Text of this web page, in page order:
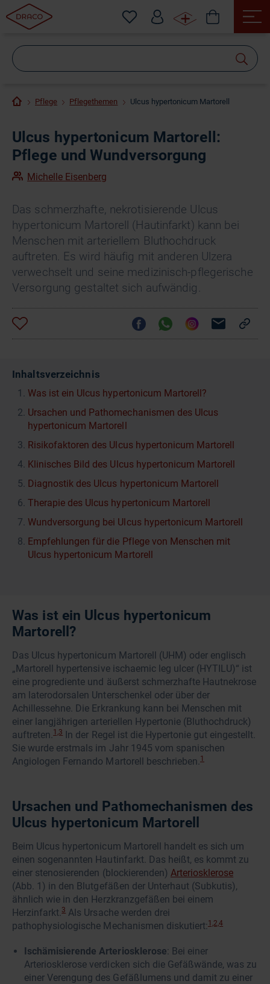
Pflege Pflegethemen Ulcus hypertonicum Martorell
Ulcus hypertonicum Martorell:
Pflege und Wundversorgung
Michelle Eisenberg
Das schmerzhafte, nekrotisierende Ulcus
hypertonicum Martorell (Hautinfarkt) kann bei
Menschen mit arteriellem Bluthochdruck
auftreten. Es wird häufig mit anderen Ulzera
verwechselt und seine medizinisch-pflegerische
Versorgung gestaltet sich aufwändig.
Inhaltsverzeichnis
Was ist ein Ulcus hypertonicum Martorell?
Ursachen und Pathomechanismen des Ulcus
hypertonicum Martorell
Risikofaktoren des Ulcus hypertonicum Martorell
Klinisches Bild des Ulcus hypertonicum Martorell
Diagnostik des Ulcus hypertonicum Martorell
Therapie des Ulcus hypertonicum Martorell
Wundversorgung bei Ulcus hypertonicum Martorell
Empfehlungen für die Pflege von Menschen mit
Ulcus hypertonicum Martorell
Was ist ein Ulcus hypertonicum
Martorell?
Das Ulcus hypertonicum Martorell (UHM) oder englisch
„Martorell hypertensive ischaemic leg ulcer (HYTILU)“ ist
eine progrediente und äußerst schmerzhafte Hautnekrose
am laterodorsalen Unterschenkel oder über der
Achillessehne. Die Erkrankung kann bei Menschen mit
einer langjährigen arteriellen Hypertonie (Bluthochdruck)
auftreten.1,3 In der Regel ist die Hypertonie gut eingestellt.
Sie wurde erstmals im Jahr 1945 vom spanischen
Angiologen Fernando Martorell beschrieben.1
Ursachen und Pathomechanismen des
Ulcus hypertonicum Martorell
Beim Ulcus hypertonicum Martorell handelt es sich um
einen sogenannten Hautinfarkt. Das heißt, es kommt zu
einer stenosierenden (blockierenden) Arteriosklerose
(Abb. 1) in den Blutgefäßen der Unterhaut (Subkutis),
ähnlich wie in den Herzkranzgefäßen bei einem
Herzinfarkt.3 Als Ursache werden drei
pathophysiologische Mechanismen diskutiert:1,2,4
Ischämisierende Arteriosklerose: Bei einer
Arteriosklerose verdicken sich die Gefäßwände, was zu
einer Verengung des Gefäßlumens und damit zu einer
suchen